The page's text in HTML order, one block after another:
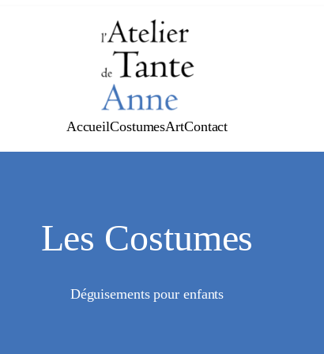
AccueilCostumesArtContact
Les Costumes
Déguisements pour enfants